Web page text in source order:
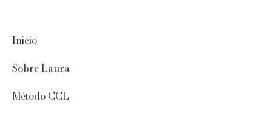
Inicio
Sobre Laura
Método CCL